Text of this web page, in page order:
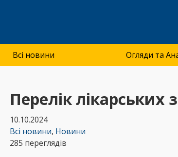
Всі новини Огляди та
Перелік
10.10.2024
Всі новини, Новини
285 переглядів